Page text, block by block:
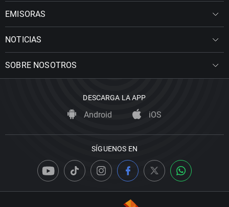
EMISORAS
NOTICIAS
SOBRE NOSOTROS
DESCARGA LA APP
Android iOS
SÍGUENOS EN